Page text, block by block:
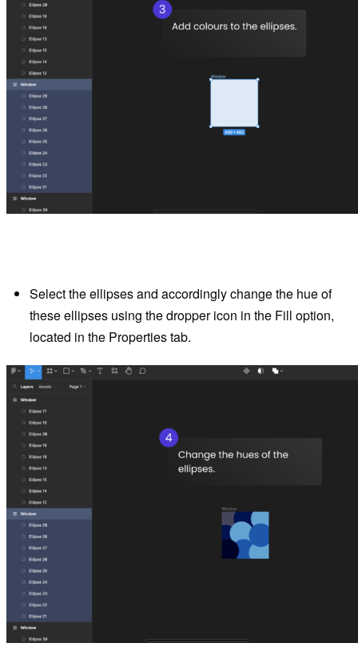
Select the ellipses and accordingly change the hue of
these ellipses using the dropper icon in the Fill option,
located in the Properties tab.